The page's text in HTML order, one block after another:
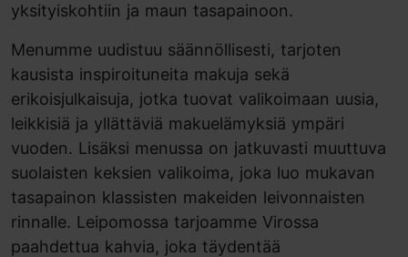
yksityiskohtiin ja maun tasapainoon.
Menumme uudistuu säännöllisesti, tarjoten
kausista inspiroituneita makuja sekä
erikoisjulkaisuja, jotka tuovat valikoimaan uusia,
leikkisiä ja yllättäviä makuelämyksiä ympäri
vuoden. Lisäksi menussa on jatkuvasti muuttuva
suolaisten keksien valikoima, joka luo mukavan
tasapainon klassisten makeiden leivonnaisten
rinnalle. Leipomossa tarjoamme Virossa
paahdettua kahvia, joka täydentää